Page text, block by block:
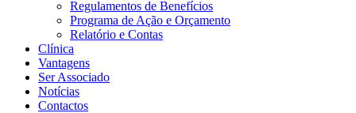
Regulamentos de Benefícios
Programa de Ação e Orçamento
Relatório e Contas
Clínica
Vantagens
Ser Associado
Notícias
Contactos